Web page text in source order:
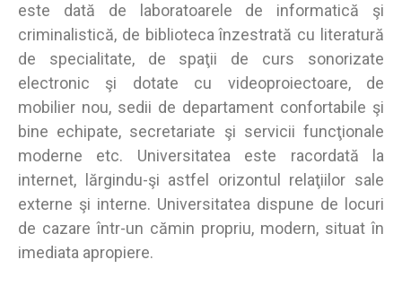
este dată de laboratoarele de informatică şi
criminalistică, de biblioteca înzestrată cu literatură
de specialitate, de spaţii de curs sonorizate
electronic şi dotate cu videoproiectoare, de
mobilier nou, sedii de departament confortabile şi
bine echipate, secretariate şi servicii funcţionale
moderne etc. Universitatea este racordată la
internet, lărgindu-şi astfel orizontul relaţiilor sale
externe şi interne. Universitatea dispune de locuri
de cazare într-un cămin propriu, modern, situat în
imediata apropiere.